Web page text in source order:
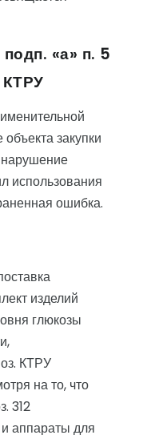
«а» п. 5
закупки
использования
ошибка.
изделий
глюкозы
КТРУ
на то, что
312
аппараты для